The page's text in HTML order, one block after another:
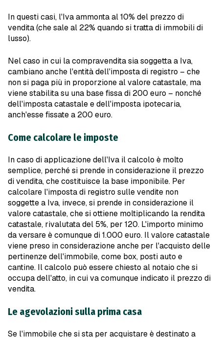
In questi casi, l'Iva ammonta al 10% del prezzo di
vendita (che sale al 22% quando si tratta di immobili di
lusso).
Nel caso in cui la compravendita sia soggetta a Iva,
cambiano anche l'entità dell'imposta di registro – che
non si paga più in proporzione al valore catastale, ma
viene stabilita su una base fissa di 200 euro – nonché
dell'imposta catastale e dell'imposta ipotecaria,
anch'esse fissate a 200 euro.
Come calcolare le imposte
In caso di applicazione dell'Iva il calcolo è molto
semplice, perché si prende in considerazione il prezzo
di vendita, che costituisce la base imponibile. Per
calcolare l'imposta di registro sulle vendite non
soggette a Iva, invece, si prende in considerazione il
valore catastale, che si ottiene moltiplicando la rendita
catastale, rivalutata del 5%, per 120. L'importo minimo
da versare è comunque di 1.000 euro. Il valore catastale
viene preso in considerazione anche per l'acquisto delle
pertinenze dell'immobile, come box, posti auto e
cantine. Il calcolo può essere chiesto al notaio che si
occupa dell'atto, in cui va comunque indicato il prezzo di
vendita.
Le agevolazioni sulla prima casa
Se l'immobile che si sta per acquistare è destinato a